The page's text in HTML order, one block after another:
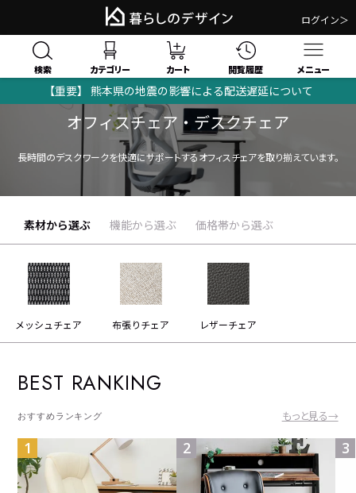
ログイン＞
検索 カテゴリー カート 閲覧履歴 メニュー
【重要】 熊本県の地震の影響による配送遅延について
オフィスチェア・デスクチェア
長時間のデスクワークを快適にサポートするオフィスチェアを取り揃えています。
素材から選ぶ 機能から選ぶ 価格帯から選ぶ
メッシュチェア 布張りチェア レザーチェア
BEST RANKING
おすすめランキング もっと見る→
1 2 3